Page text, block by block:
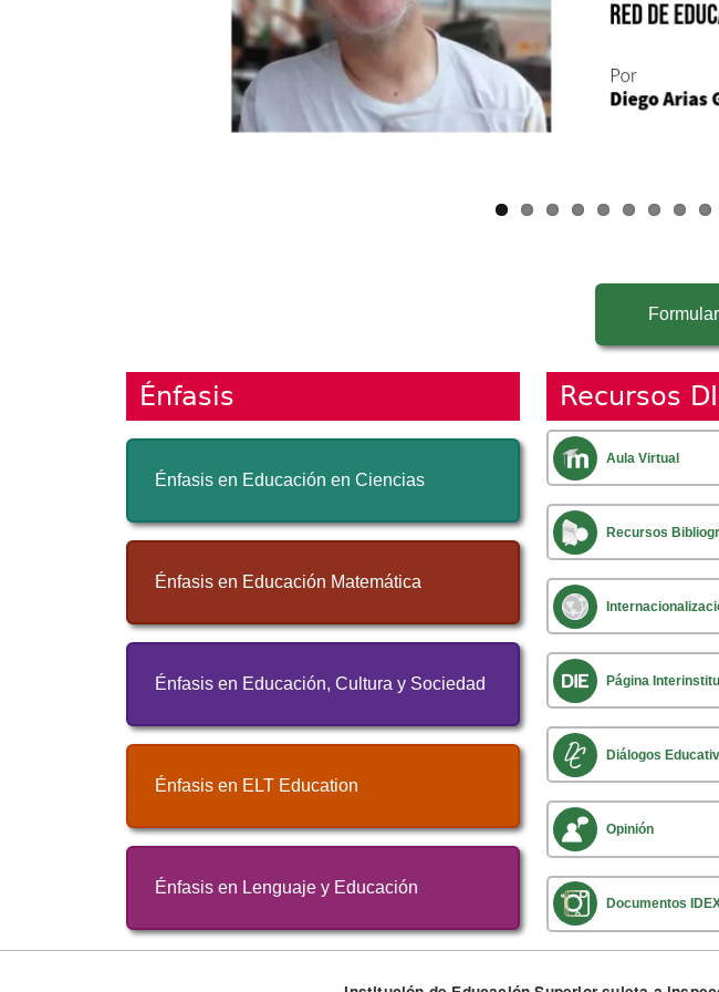
Énfasis
Énfasis en Educación en Ciencias
Énfasis en Educación Matemática
Énfasis en Educación, Cultura y Sociedad
Énfasis en ELT Education
Énfasis en Lenguaje y Educación
Recursos
Aula Virtual
Recursos
Página
Diálogos
Opinión
Documentos